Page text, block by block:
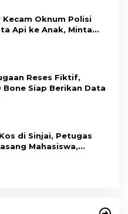
Kecam Oknum Polisi
Api ke Anak, Minta
Tindak Tegas
Reses Fiktif,
Bone Siap Berikan Data
di Sinjai, Petugas
Mahasiswa,